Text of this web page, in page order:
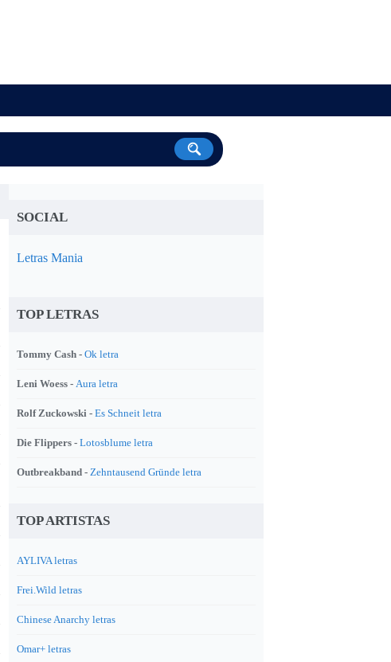
SOCIAL
Letras Mania
TOP LETRAS
Tommy Cash - Ok letra
Leni Woess - Aura letra
Rolf Zuckowski - Es Schneit letra
Die Flippers - Lotosblume letra
Outbreakband - Zehntausend Gründe letra
TOP ARTISTAS
AYLIVA letras
Frei.Wild letras
Chinese Anarchy letras
Omar+ letras